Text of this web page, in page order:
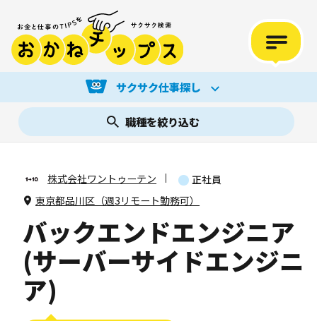
サクサク仕事探し
職種を絞り込む
株式会社ワントゥーテン
正社員
東京都品川区（週3リモート勤務可）
バックエンドエンジニア
(サーバーサイドエンジニ
ア)